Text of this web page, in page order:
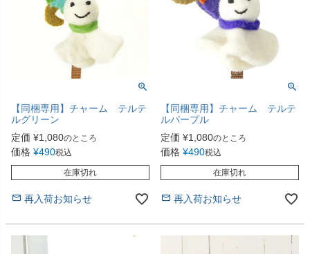
【同梱専用】チャーム テルテ
ルグリーン
定価 ¥1,080のところ
価格 ¥490税込
在庫切れ
再入荷お知らせ
【同梱専用】チャーム テルテ
ルパープル
定価 ¥1,080のところ
価格 ¥490税込
在庫切れ
再入荷お知らせ